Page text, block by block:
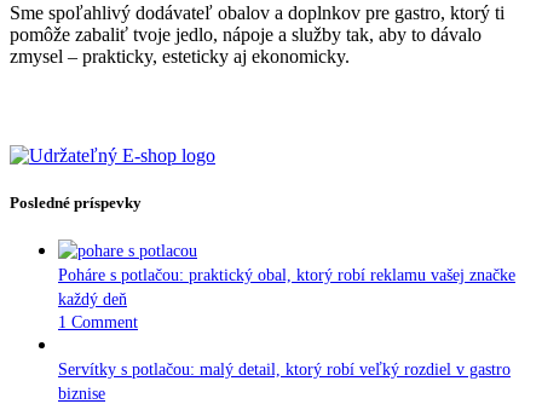
Sme spoľahlivý dodávateľ obalov a doplnkov pre gastro, ktorý ti
pomôže zabaliť tvoje jedlo, nápoje a služby tak, aby to dávalo
zmysel – prakticky, esteticky aj ekonomicky.
Posledné príspevky
Poháre s potlačou: praktický obal, ktorý robí reklamu vašej značke
každý deň
1 Comment
Servítky s potlačou: malý detail, ktorý robí veľký rozdiel v gastro
biznise